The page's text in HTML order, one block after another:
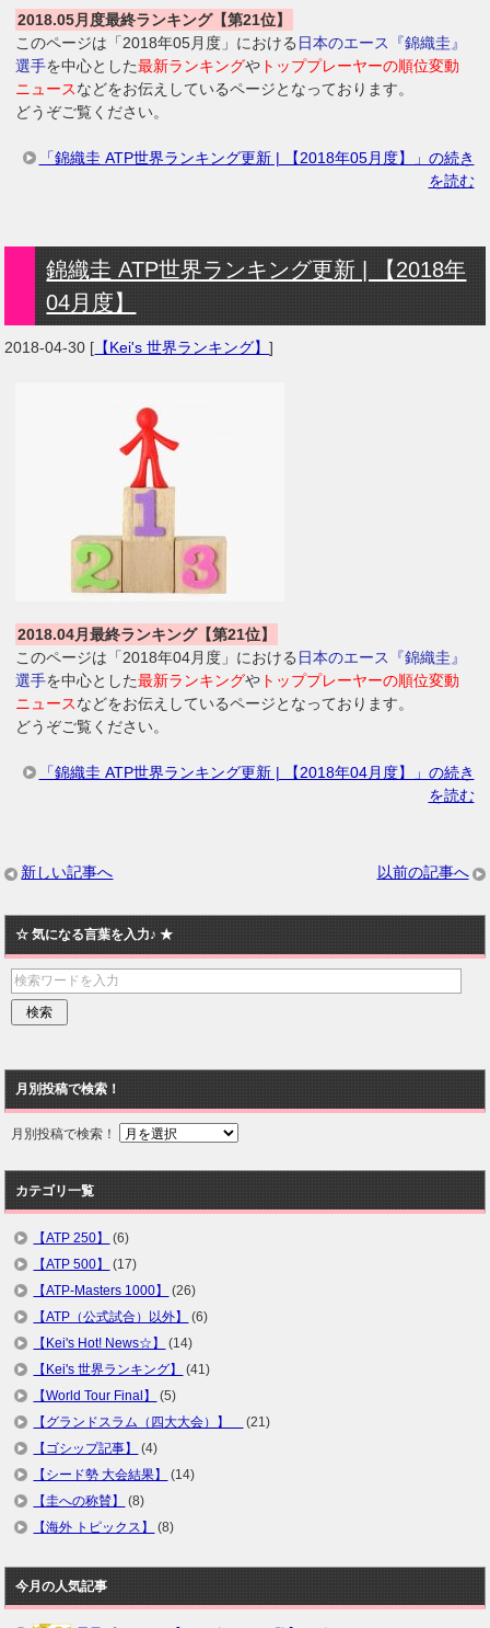
2018.05月度最終ランキング【第21位】
このページは「2018年05月度」における 日本のエース『錦織圭』
選手を中心とした最新ランキングや トッププレーヤーの順位変動
ニュースなどをお伝えしているページとなっております。
どうぞご覧ください。
「錦織圭 ATP世界ランキング更新 | 【2018年05月度】」の続き
を読む
錦織圭 ATP世界ランキング更新 | 【2018年
04月度】
2018-04-30 [ 【Kei's 世界ランキング】]
2018.04月最終ランキング【第21位】
このページは「2018年04月度」における 日本のエース『錦織圭』
選手を中心とした最新ランキングや トッププレーヤーの順位変動
ニュースなどをお伝えしているページとなっております。
どうぞご覧ください。
「錦織圭 ATP世界ランキング更新 | 【2018年04月度】」の続き
を読む
以前の記事へ
新しい記事へ
☆ 気になる言葉を入力♪ ★
月別投稿で検索！
月別投稿で検索！
カテゴリ一覧
【ATP 250】
(6)
【ATP 500】
(17)
【ATP-Masters 1000】
(26)
【ATP（公式試合）以外】
(6)
【Kei's Hot! News☆】
(14)
【Kei's 世界ランキング】
(41)
【World Tour Final】
(5)
【グランドスラム（四大大会）】
(21)
【ゴシップ記事】
(4)
【シード勢 大会結果】
(14)
【圭への称賛】
(8)
【海外 トピックス】
(8)
今月の人気記事